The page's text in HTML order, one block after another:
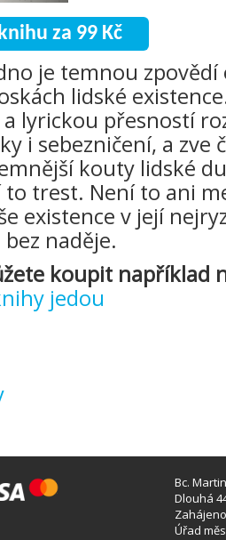
za 99 Kč
je temnou
lidské
lyrickou přesností
i sebezničení, a
kouty lidské
to trest. Není to ani
existence v její
bez naděje.
koupit například
jedou
Bc.
Dlouhá
Úřad